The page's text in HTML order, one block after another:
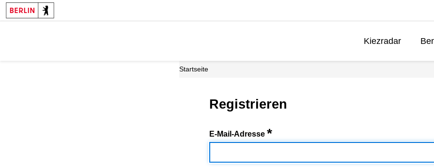
Kiezradar
Startseite
Registrieren
E-Mail-Adresse *